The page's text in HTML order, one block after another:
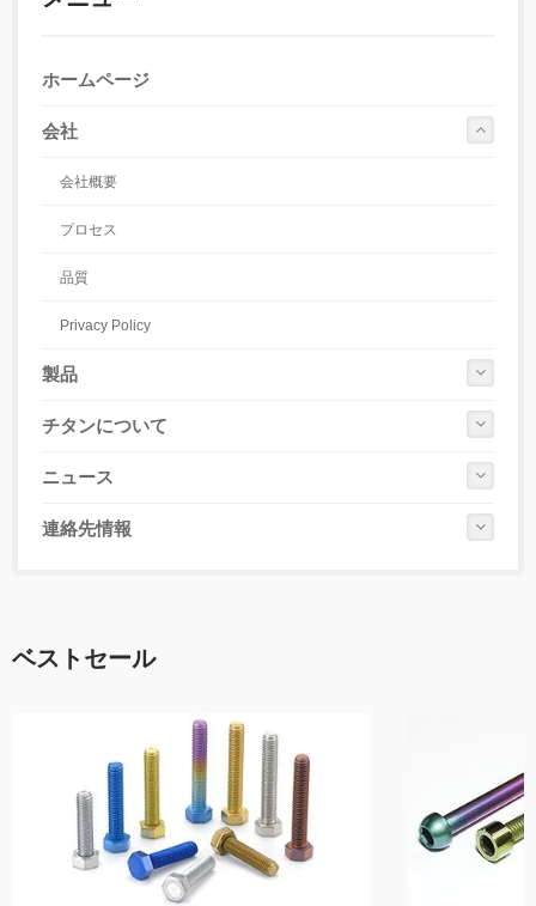
ホームページ
会社
会社概要
プロセス
品質
Privacy Policy
製品
チタンについて
ニュース
連絡先情報
ベストセール